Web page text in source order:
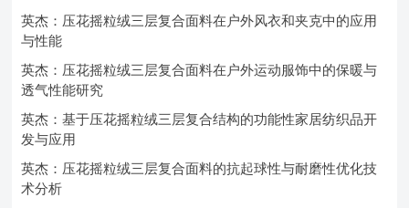
英杰：压花摇粒绒三层复合面料在户外风衣和夹克中的应用
与性能
英杰：压花摇粒绒三层复合面料在户外运动服饰中的保暖与
透气性能研究
英杰：基于压花摇粒绒三层复合结构的功能性家居纺织品开
发与应用
英杰：压花摇粒绒三层复合面料的抗起球性与耐磨性优化技
术分析